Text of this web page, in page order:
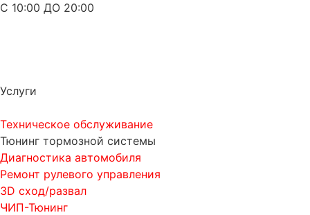
С 10:00 ДО 20:00
Услуги
Техническое обслуживание
Тюнинг тормозной системы
Диагностика автомобиля
Ремонт рулевого управления
3D сход/развал
ЧИП-Тюнинг